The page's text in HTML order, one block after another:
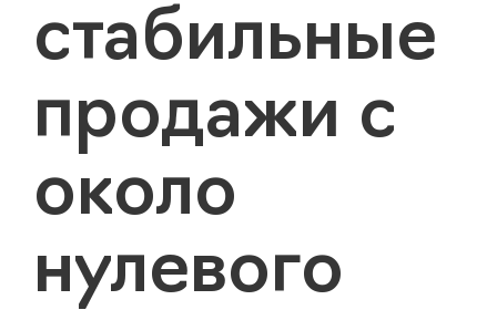
стабильные
продажи с
около
нулевого